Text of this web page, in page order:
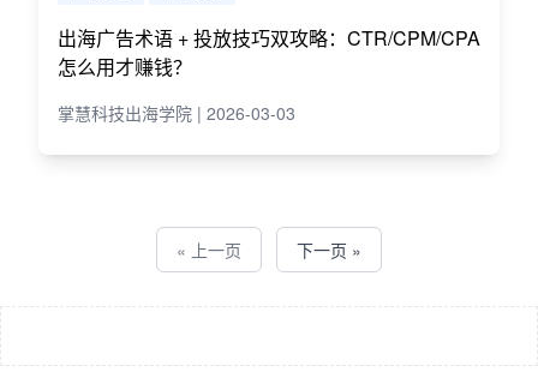
出海广告术语 + 投放技巧双攻略：CTR/CPM/CPA
怎么用才赚钱？
掌慧科技出海学院 | 2026-03-03
« 上一页 下一页 »